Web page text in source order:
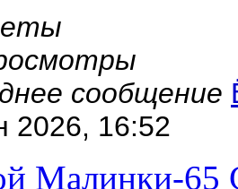
сообщение
2026, 16:52
Малинки-65